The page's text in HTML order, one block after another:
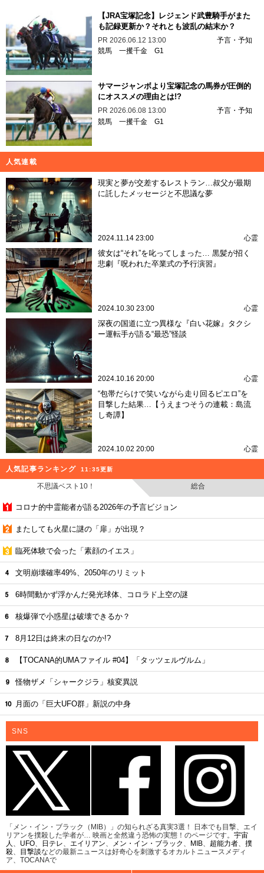
【JRA宝塚記念】レジェンド武豊騎手がまた
も記録更新か？それとも波乱の結末か？
PR 2026.06.12 13:00
予言・予知
競馬 一攫千金 G1
サマージャンボより宝塚記念の馬券が圧倒的
にオススメの理由とは!?
PR 2026.06.08 13:00
予言・予知
競馬 一攫千金 G1
人気連載
現実と夢が交差するレストラン…叔父が最期
に託したメッセージと不思議な夢
2024.11.14 23:00 心霊
彼女は“それ”を叱ってしまった… 黒髪が招く
悲劇『呪われた卒業式の予行演習』
2024.10.30 23:00 心霊
深夜の国道に立つ異様な『白い花嫁』タクシ
ー運転手が語る“最恐”怪談
2024.10.16 20:00 心霊
“包帯だらけで笑いながら走り回るピエロ”を
目撃した結果…【うえまつそうの連載：島流
し奇譚】
2024.10.02 20:00 心霊
人気記事ランキング 11:35更新
不思議ベスト10！ 総合
コロナ的中霊能者が語る2026年の予言ビジョン
またしても火星に謎の「扉」が出現？
臨死体験で会った「素顔のイエス」
文明崩壊確率49%、2050年のリミット
6時間動かず浮かんだ発光球体、コロラド上空の謎
核爆弾で小惑星は破壊できるか？
8月12日は終末の日なのか!?
【TOCANA的UMAファイル #04】「タッツェルヴルム」
怪物ザメ「シャークジラ」核変異説
月面の「巨大UFO群」新説の中身
SNS
「メン・イン・ブラック（MIB）」の知られざる真実3選！ 日本でも目撃、エイ
リアンを撲殺した学者が… 映画と全然違う恐怖の実態！のページです。 宇宙
人
UFO 日テレ エイリアン メン・イン・ブラック MIB 超能力者
撲
殺
目撃談などの最新ニュースは好奇心を刺激するオカルトニュースメディ
ア、TOCANAで